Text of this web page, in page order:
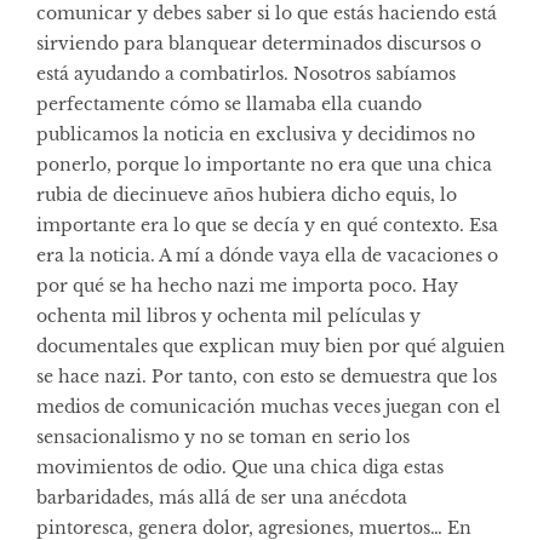
comunicar y debes saber si lo que estás haciendo está
sirviendo para blanquear determinados discursos o
está ayudando a combatirlos. Nosotros sabíamos
perfectamente cómo se llamaba ella cuando
publicamos la noticia en exclusiva y decidimos no
ponerlo, porque lo importante no era que una chica
rubia de diecinueve años hubiera dicho equis, lo
importante era lo que se decía y en qué contexto. Esa
era la noticia. A mí a dónde vaya ella de vacaciones o
por qué se ha hecho nazi me importa poco. Hay
ochenta mil libros y ochenta mil películas y
documentales que explican muy bien por qué alguien
se hace nazi. Por tanto, con esto se demuestra que los
medios de comunicación muchas veces juegan con el
sensacionalismo y no se toman en serio los
movimientos de odio. Que una chica diga estas
barbaridades, más allá de ser una anécdota
pintoresca, genera dolor, agresiones, muertos… En